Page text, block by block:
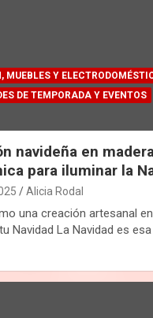
MUEBLES Y
DE TEMPORADA Y EVENTOS
navideña en
para iluminar la
Alicia Rodal
una creación artesanal
Navidad La Navidad es